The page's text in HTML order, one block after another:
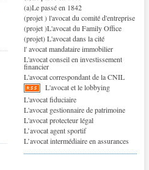
(a)Le passé en 1842
(projet ) l'avocat du comité d'entreprise
(projet )L'avocat du Family Office
(projet) L'avocat dans la cité
l' avocat mandataire immobilier
L'avocat conseil en investissement
financier
L'avocat correspondant de la CNIL
L'avocat et le lobbying
L'avocat fiduciaire
L'avocat gestionnaire de patrimoine
L'avocat protecteur légal
L’avocat agent sportif
L’avocat intermédiaire en assurances